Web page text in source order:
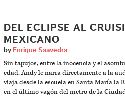
DEL ECLIPSE AL
MEXICANO
by Enrique Saavedra
Sin tapujos, entre la inocencia y el
edad, Andy le narra directamente a la
viaja desde la escuela en Santa María la
en el último vagón del metro de la